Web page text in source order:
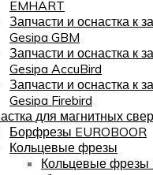
EMHART
Запчасти и оснастка к
Gesipa GBM
Запчасти и оснастка к
Gesipa AccuBird
Запчасти и оснастка к
Gesipa Firebird
для магнитных
Борфрезы EUROBOOR
Кольцевые фрезы
Кольцевые фрезы